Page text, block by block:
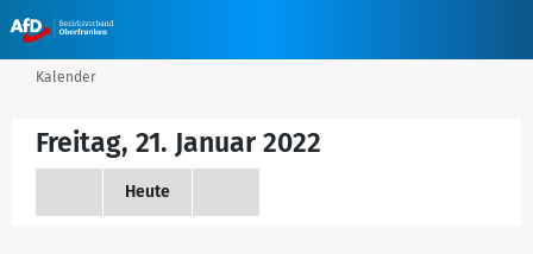
Kalender
Freitag, 21. Januar 2022
Heute